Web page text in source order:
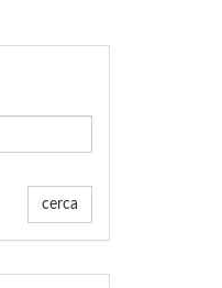
cerca